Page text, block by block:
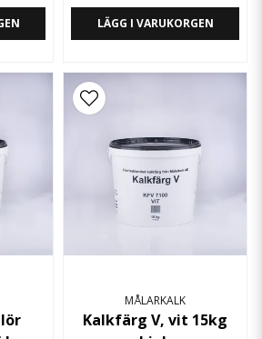
LÄGG I VARUKORGEN
MÅLARKALK
Kalkfärg V, vit 15kg